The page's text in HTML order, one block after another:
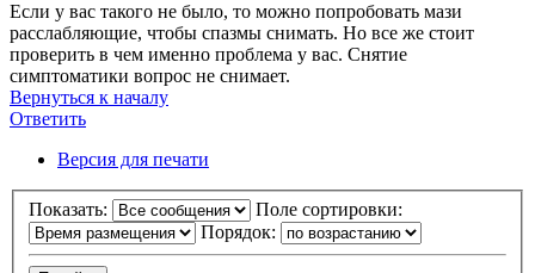
Если у вас такого не было, то можно попробовать мази
расслабляющие, чтобы спазмы снимать. Но все же стоит
проверить в чем именно проблема у вас. Снятие
симптоматики вопрос не снимает.
Вернуться к началу
Ответить
Версия для печати
Показать:
Поле сортировки:
Порядок: